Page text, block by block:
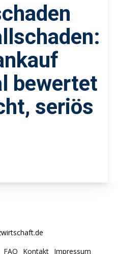
bewertet
seriös
FAQ Kontakt Impressum